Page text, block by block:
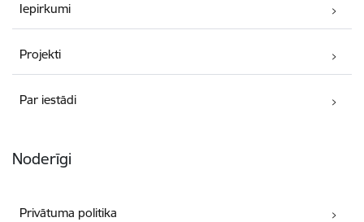
Iepirkumi
Projekti
Par iestādi
Noderīgi
Privātuma politika